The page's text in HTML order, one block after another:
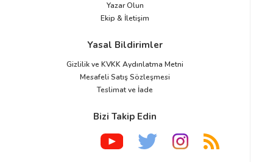
Yazar Olun
Ekip & İletişim
Yasal Bildirimler
Gizlilik ve KVKK Aydınlatma Metni
Mesafeli Satış Sözleşmesi
Teslimat ve İade
Bizi Takip Edin